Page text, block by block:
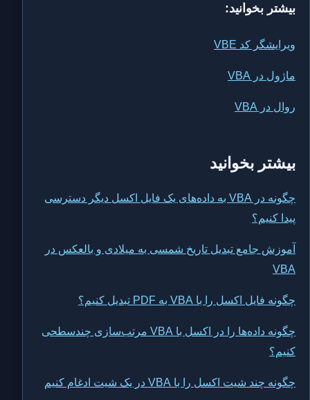
بیشتر بخوانید:
ویرایشگر کد VBE
ماژول در VBA
روال در VBA
بیشتر بخوانید
چگونه در VBA به داده‌های یک فایل اکسل دیگر دسترسی
پیدا کنیم؟
آموزش جامع تبدیل تاریخ شمسی به میلادی و بالعکس در
VBA
چگونه فایل اکسل را با VBA به PDF تبدیل کنیم؟
چگونه داده‌ها را در اکسل با VBA مرتب‌سازی چندسطحی
کنیم؟
چگونه چند شیت اکسل را با VBA در یک شیت ادغام کنیم